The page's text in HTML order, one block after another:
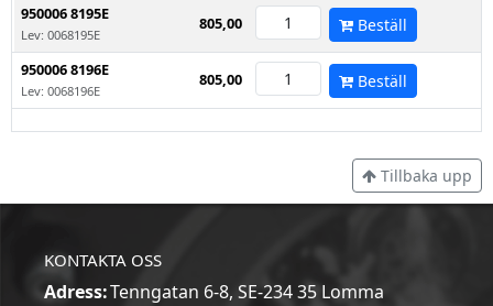
950006 8195E
Lev: 0068195E
805,00 Beställ
950006 8196E
Lev: 0068196E
805,00 Beställ
Tillbaka upp
KONTAKTA OSS
Adress:Tenngatan 6-8, SE-234 35 Lomma